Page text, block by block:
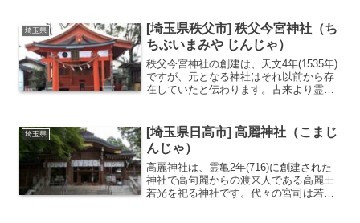
埼玉県
[埼玉県秩父市] 秩父今宮神社（ち
ちぶいまみや じんじゃ）
秩父今宮神社の創建は、天文4年(1535年)
ですが、元となる神社はそれ以前から存
在していたと伝わります。古来より霊泉
く｢龍神池｣や｢清龍の滝｣があり秩父エリ
アで風水の力...
埼玉県
[埼玉県日高市] 高麗神社（こまじ
んじゃ）
高麗神社は、霊亀2年(716)に創建された
神社で高句麗からの渡来人である高麗王
若光を祀る神社です。代々の宮司は若光